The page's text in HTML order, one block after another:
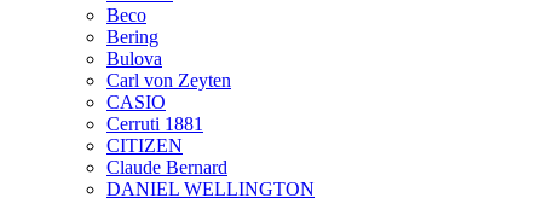
Beco
Bering
Bulova
Carl von Zeyten
CASIO
Cerruti 1881
CITIZEN
Claude Bernard
DANIEL WELLINGTON